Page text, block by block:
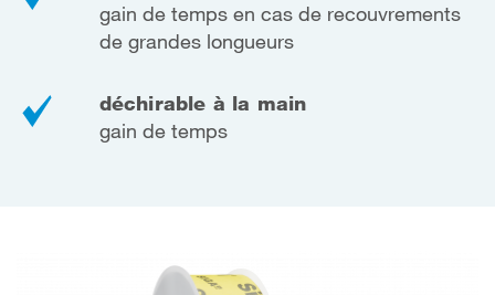
gain de temps en cas de recouvrements
de grandes longueurs
déchirable à la main
gain de temps